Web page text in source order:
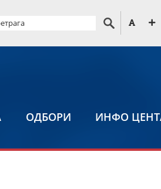
ОДБОРИ ИНФО